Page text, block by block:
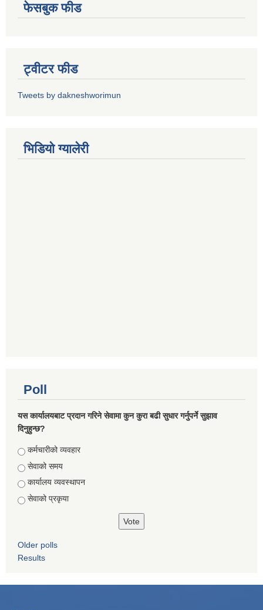
फेसबुक फीड
ट्वीटर फीड
Tweets by dakneshworimun
भिडियाे ग्यालेरी
Poll
यस कार्यालयबाट प्रदान गरिने सेवामा कुन कुरा बढी सुधार गर्नुपर्ने सुझाव
दिनुहुन्छ?
Choices
कर्मचारीको व्यवहार
सेवाको समय
कार्यालय व्यवस्थापन
सेवाको प्रकृया
Older polls
Results